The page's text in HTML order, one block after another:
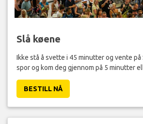
Slå køene
Ikke stå å svette i 45 minutter og vente på
spor og kom deg gjennom på 5 minutter
BESTILL NÅ